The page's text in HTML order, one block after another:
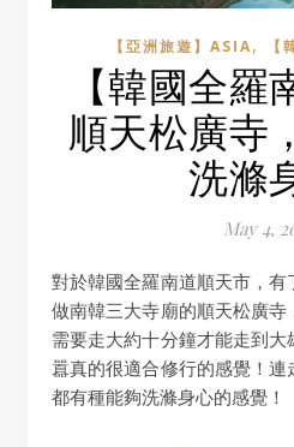
【亞洲旅遊】ASIA, 【
【韓國全羅
順天松廣寺
洗滌
May 4,
對於韓國全羅南道順天市，有了初步的好印象，就是這
做南韓三大寺廟的順天松廣
需要走大約十分鐘才能走到
囂真的很適合修行的感覺！連
都有種能夠洗滌身心的感覺！